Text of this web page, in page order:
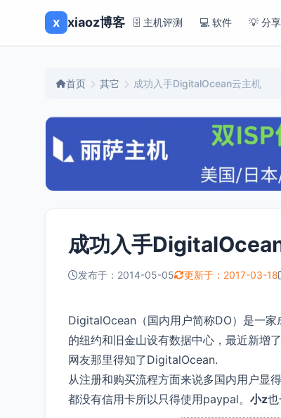
x xiaoz博客 🗄️ 主机评测 💻 软件 💡 分享
首页 其它 成功入手DigitalOcean云主机
成功入手
发布于：2014-05-05 更新于：2017-03-18
DigitalOcean（国内用户简称DO）是一
的纽约和旧金山设有数据中心，最近新增
网友那里得知了DigitalOcean.
从注册和购买流程方面来说多国内用户显
都没有信用卡所以只得使用paypal。 小z